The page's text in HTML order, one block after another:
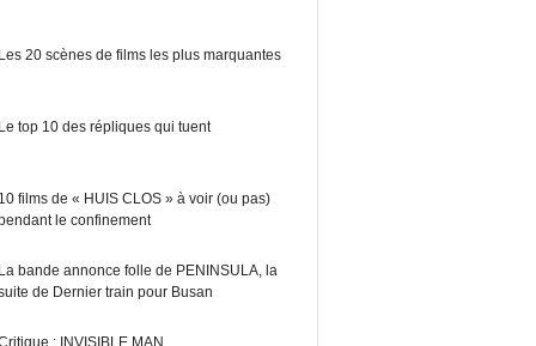
20 scènes de films les plus marquantes
top 10 des répliques qui tuent
films de « HUIS CLOS » à voir (ou pas)
le confinement
bande annonce folle de PENINSULA, la
de Dernier train pour Busan
: INVISIBLE MAN